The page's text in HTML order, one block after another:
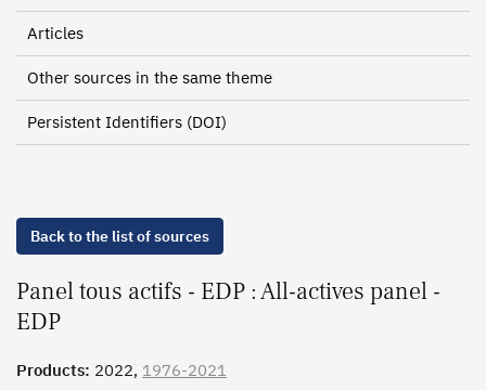
Articles
Other sources in the same theme
Persistent Identifiers (DOI)
Back to the list of sources
Panel tous actifs - EDP : All-actives panel -
EDP
Products: 2022, 1976-2021